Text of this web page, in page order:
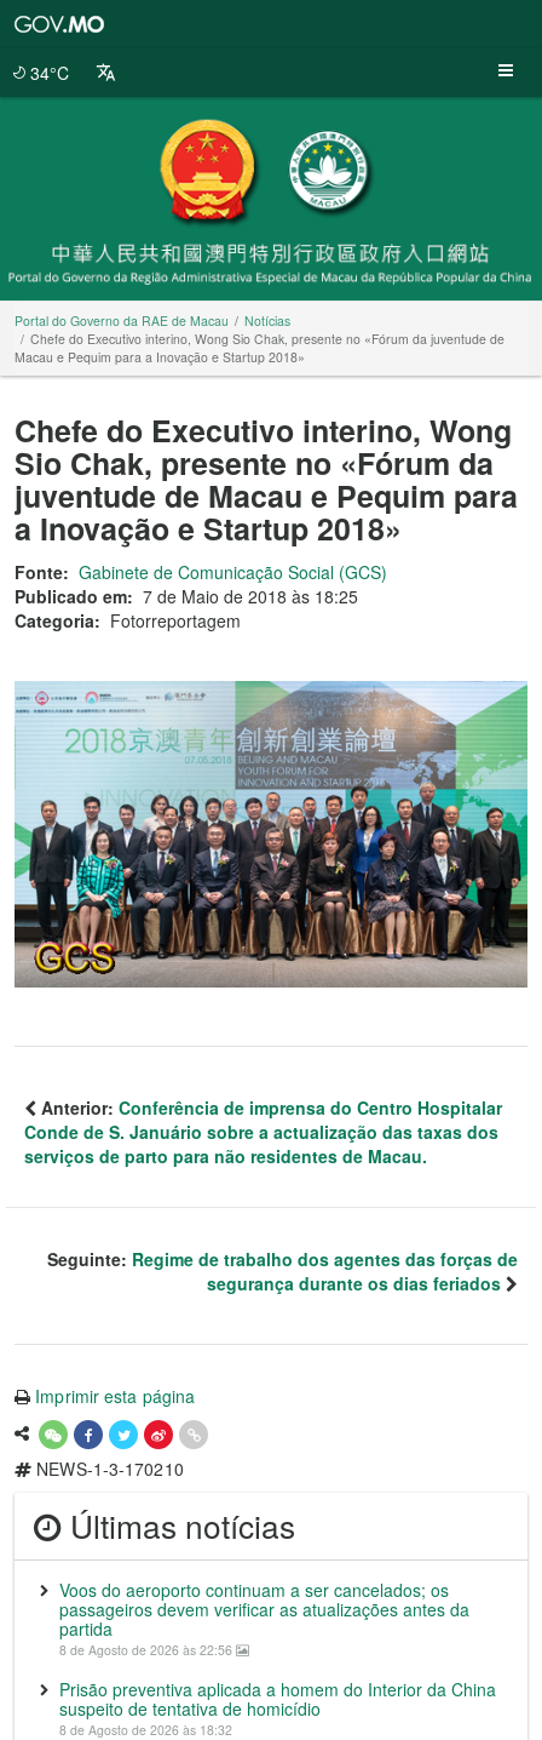
34°C
Portal do Governo da RAE de Macau
Notícias
Chefe do Executivo interino, Wong Sio Chak, presente no «Fórum da juventude de
Macau e Pequim para a Inovação e Startup 2018»
Chefe do Executivo interino, Wong
Sio Chak, presente no «Fórum da
juventude de Macau e Pequim para
a Inovação e Startup 2018»
Fonte: Gabinete de Comunicação Social (GCS)
Publicado em: 7 de Maio de 2018 às 18:25
Categoria: Fotorreportagem
Anterior: Conferência de imprensa do Centro Hospitalar
Conde de S. Januário sobre a actualização das taxas dos
serviços de parto para não residentes de Macau.
Seguinte: Regime de trabalho dos agentes das forças de
segurança durante os dias feriados
Imprimir esta página
NEWS-1-3-170210
Últimas notícias
Voos do aeroporto continuam a ser cancelados; os
passageiros devem verificar as atualizações antes da
partida
8 de Agosto de 2026 às 22:56
Prisão preventiva aplicada a homem do Interior da China
suspeito de tentativa de homicídio
8 de Agosto de 2026 às 18:32